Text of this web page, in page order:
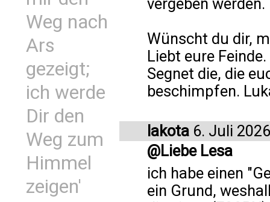
Weg nach
Ars
gezeigt;
ich werde
Dir den
Weg zum
Himmel
zeigen'
vergeben
Wünscht du dir,
Liebt eure
Segnet die, die
beschimpfen.
lakota 6. Juli 2026
@Liebe Lesa
ich habe einen
ein Grund,